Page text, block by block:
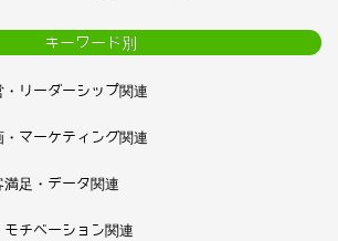
キーワード別
リーダーシップ関連
マーケティング関連
足・データ関連
チベーション関連